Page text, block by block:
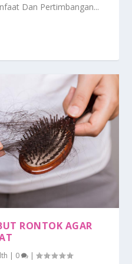
Dan Pertimbangan...
RONTOK AGAR
| 0 |